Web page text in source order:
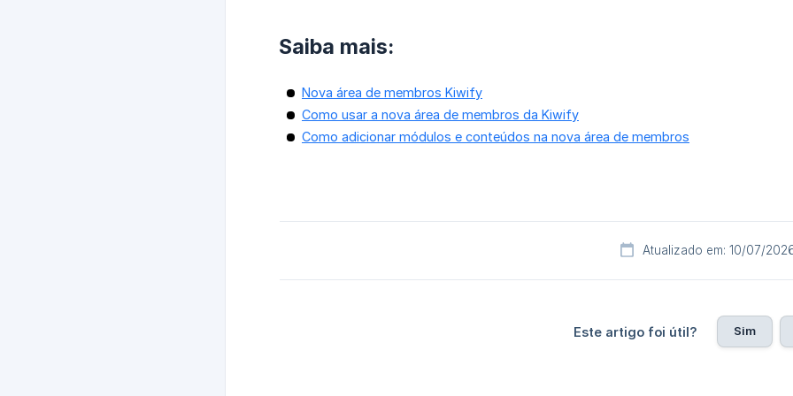
Saiba mais:
Nova área de membros Kiwify
Como usar a nova área de membros da Kiwify
Como adicionar módulos e conteúdos na nova área de membros
Atualizado em: 10/07/
Este artigo foi útil? Sim